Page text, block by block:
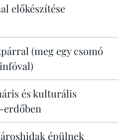
előkészítése
(meg egy csomó
és kulturális
erdőben
épülnek